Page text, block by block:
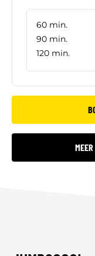
60 min.
90 min.
120 min.